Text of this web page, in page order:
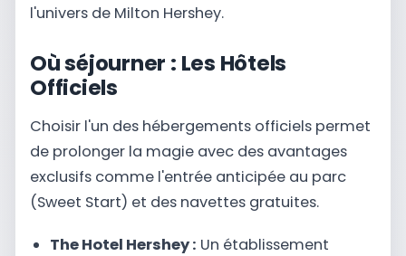
l'univers de Milton Hershey.
Où séjourner : Les Hôtels
Officiels
Choisir l'un des hébergements officiels permet
de prolonger la magie avec des avantages
exclusifs comme l'entrée anticipée au parc
(Sweet Start) et des navettes gratuites.
The Hotel Hershey : Un établissement